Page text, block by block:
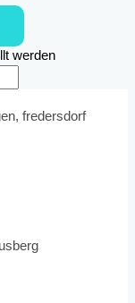
werden